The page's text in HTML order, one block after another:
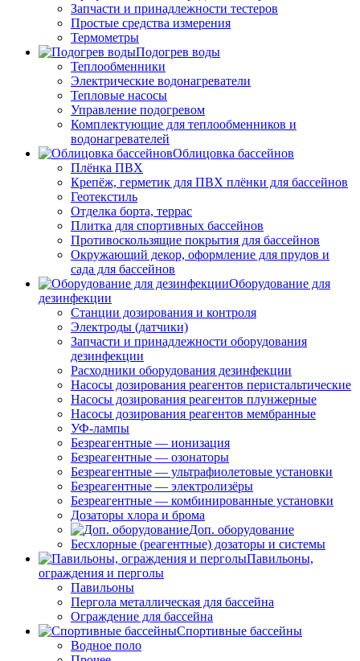
Запчасти и принадлежности тестеров
Простые средства измерения
Термометры
Подогрев воды
Теплообменники
Электрические водонагреватели
Тепловые насосы
Управление подогревом
Комплектующие для теплообменников и
водонагревателей
Облицовка бассейнов
Плёнка ПВХ
Крепёж, герметик для ПВХ плёнки для бассейнов
Геотекстиль
Отделка борта, террас
Плитка для спортивных бассейнов
Противоскользящие покрытия для бассейнов
Окружающий декор, оформление для прудов и
сада для бассейнов
Оборудование для
дезинфекции
Станции дозирования и контроля
Электроды (датчики)
Запчасти и принадлежности оборудования
дезинфекции
Расходники оборудования дезинфекции
Насосы дозирования реагентов перистальтические
Насосы дозирования реагентов плунжерные
Насосы дозирования реагентов мембранные
УФ-лампы
Безреагентные — ионизация
Безреагентные — озонаторы
Безреагентные — ультрафиолетовые установки
Безреагентные — электролизёры
Безреагентные — комбинированные установки
Дозаторы хлора и брома
Доп. оборудование
Бесхлорные (реагентные) дозаторы и системы
Павильоны,
ограждения и перголы
Павильоны
Пергола металлическая для бассейна
Ограждение для бассейна
Спортивные бассейны
Водное поло